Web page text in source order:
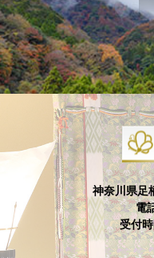
神奈川県足
電
受付